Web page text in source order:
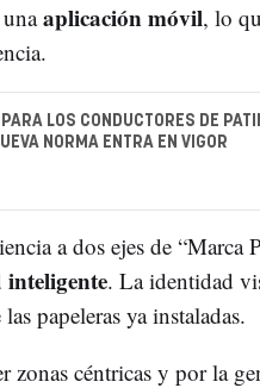
aplicación móvil, lo
LOS CONDUCTORES DE
NORMA ENTRA EN VIGOR
a dos ejes de “Marca
. La identidad
papeleras ya instaladas.
zonas céntricas y por la